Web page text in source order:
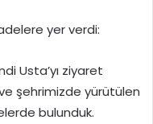
yer verdi:
Usta’yı ziyaret
şehrimizde yürütülen
bulunduk.